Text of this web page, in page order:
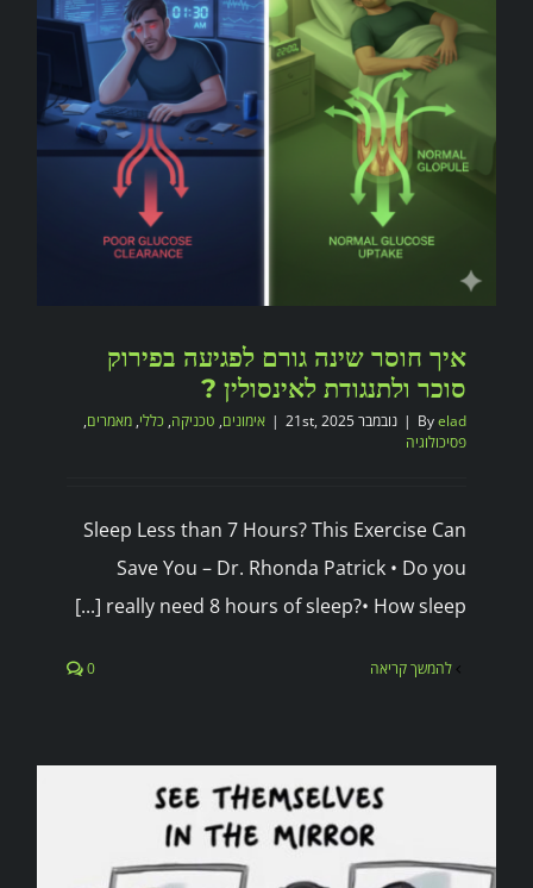
איך חוסר שינה גורם לפגיעה בפירוק
סוכר ולתנגודת לאינסולין ?
Byelad
| נובמבר 21st, 2025 | אימונים, טכניקה, כללי, מאמרים,
פסיכולוגיה
Sleep Less than 7 Hours? This Exercise Can
Save You – Dr. Rhonda Patrick • Do you
really need 8 hours of sleep?• How sleep [...]
להמשך קריאה 0